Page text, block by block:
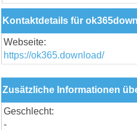
Kontaktdetails für
Webseite:
https://ok365.download/
Zusätzliche Informationen
Geschlecht:
-